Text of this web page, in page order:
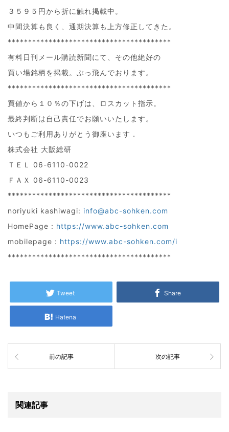
３５９５円から折に触れ掲載中。
中間決算も良く、通期決算も上方修正してきた。
****************************************
有料日刊メール購読新聞にて、その他絶好の
買い場銘柄を掲載。ぶっ飛んでおります。
****************************************
買値から１０％の下げは、ロスカット指示。
最終判断は自己責任でお願いいたします。
いつもご利用ありがとう御座います．
株式会社 大阪総研
ＴＥＬ 06-6110-0022
ＦＡＸ 06-6110-0023
****************************************
noriyuki kashiwagi: info@abc-sohken.com
HomePage : https://www.abc-sohken.com
mobilepage : https://www.abc-sohken.com/i
****************************************
Tweet Share
Hatena
前の記事 次の記事
関連記事